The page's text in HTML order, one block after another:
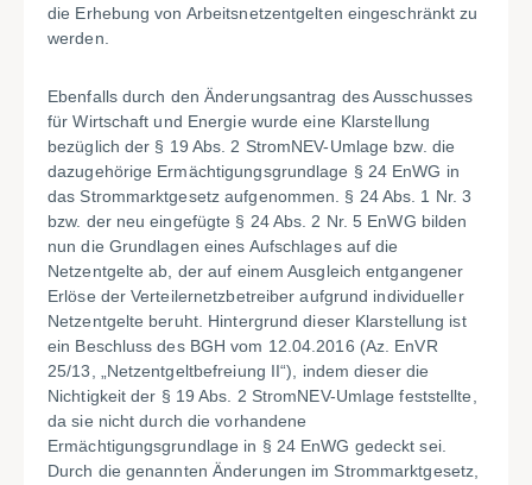
die Erhebung von Arbeitsnetzentgelten eingeschränkt zu
werden.
Ebenfalls durch den Änderungsantrag des Ausschusses
für Wirtschaft und Energie wurde eine Klarstellung
bezüglich der § 19 Abs. 2 StromNEV-Umlage bzw. die
dazugehörige Ermächtigungsgrundlage § 24 EnWG in
das Strommarktgesetz aufgenommen. § 24 Abs. 1 Nr. 3
bzw. der neu eingefügte § 24 Abs. 2 Nr. 5 EnWG bilden
nun die Grundlagen eines Aufschlages auf die
Netzentgelte ab, der auf einem Ausgleich entgangener
Erlöse der Verteilernetzbetreiber aufgrund individueller
Netzentgelte beruht. Hintergrund dieser Klarstellung ist
ein Beschluss des BGH vom 12.04.2016 (Az. EnVR
25/13, „Netzentgeltbefreiung II“), indem dieser die
Nichtigkeit der § 19 Abs. 2 StromNEV-Umlage feststellte,
da sie nicht durch die vorhandene
Ermächtigungsgrundlage in § 24 EnWG gedeckt sei.
Durch die genannten Änderungen im Strommarktgesetz,